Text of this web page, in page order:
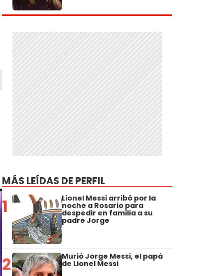
MÁS LEÍDAS DE PERFIL
1 Lionel Messi arribó por la
noche a Rosario para
despedir en familia a su
padre Jorge
2 Murió Jorge Messi, el papá
de Lionel Messi